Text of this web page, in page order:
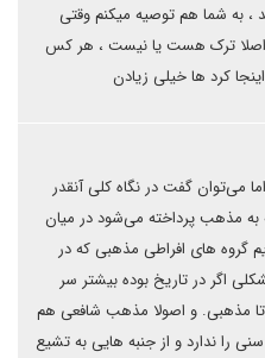
، به شما هم توصیه میکنم وقتی
اصلا ترک هست یا نیست ، هر کس
کرد ها خیلی زیادن
می‌توان گفت در نگاه کلی آنقدر
به مذهب پرداخته می‌شود در میان
گروه های افراطی مذهبی که در
اگر در تاریخ بوده بیشتر سر
مذهبی. و اصولا مذهب شافعی هم
را ندارد و از جنبه هایی به تشیع